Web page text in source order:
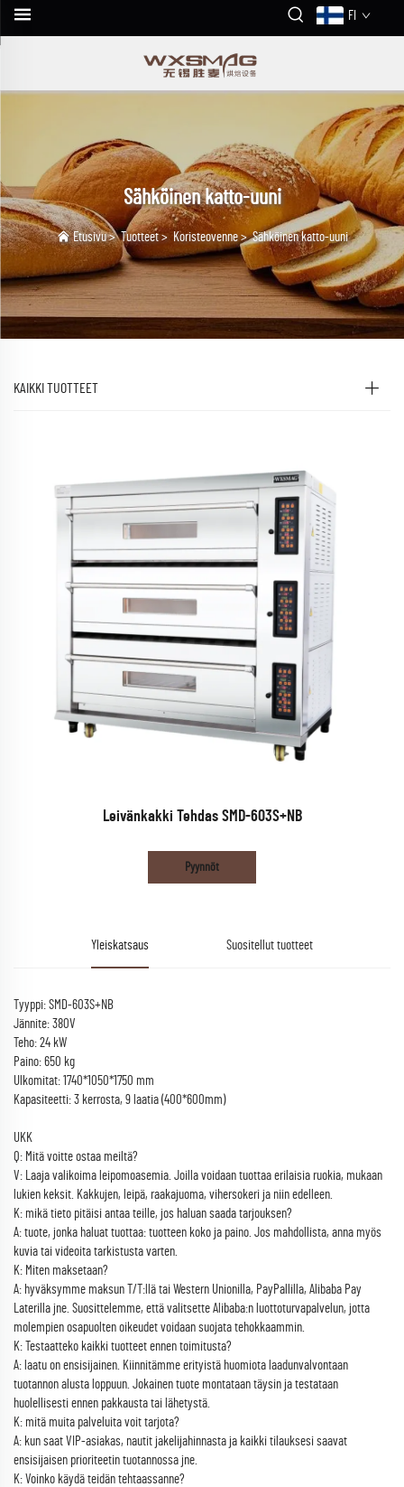
FI
Sähköinen katto-uuni
Etusivu>Tuotteet> Koristeovenne>Sähköinen katto-uuni
KAIKKI TUOTTEET
Leivänkakki Tehdas SMD-603S+NB
Pyynnöt
Yleiskatsaus Suositellut tuotteet
Tyyppi: SMD-603S+NB
Jännite: 380V
Teho: 24 kW
Paino: 650 kg
Ulkomitat: 1740*1050*1750 mm
Kapasiteetti: 3 kerrosta, 9 laatia (400*600mm)
UKK
Q: Mitä voitte ostaa meiltä?
V: Laaja valikoima leipomoasemia. Joilla voidaan tuottaa erilaisia ruokia, mukaan
lukien keksit. Kakkujen, leipä, raakajuoma, vihersokeri ja niin edelleen.
K: mikä tieto pitäisi antaa teille, jos haluan saada tarjouksen?
A: tuote, jonka haluat tuottaa: tuotteen koko ja paino. Jos mahdollista, anna myös
kuvia tai videoita tarkistusta varten.
K: Miten maksetaan?
A: hyväksymme maksun T/T:llä tai Western Unionilla, PayPallilla, Alibaba Pay
Laterilla jne. Suosittelemme, että valitsette Alibaba:n luottoturvapalvelun, jotta
molempien osapuolten oikeudet voidaan suojata tehokkaammin.
K: Testaatteko kaikki tuotteet ennen toimitusta?
A: laatu on ensisijainen. Kiinnitämme erityistä huomiota laadunvalvontaan
tuotannon alusta loppuun. Jokainen tuote montataan täysin ja testataan
huolellisesti ennen pakkausta tai lähetystä.
K: mitä muita palveluita voit tarjota?
A: kun saat VIP-asiakas, nautit jakelijahinnasta ja kaikki tilauksesi saavat
ensisijaisen prioriteetin tuotannossa jne.
K: Voinko käydä teidän tehtaassanne?